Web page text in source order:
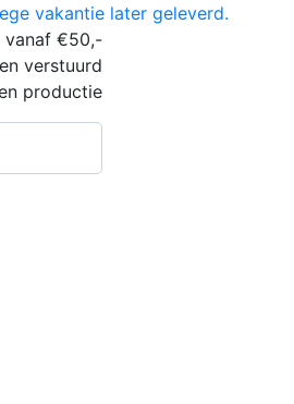
vakantie later geleverd.
vanaf €50,-
verstuurd
productie